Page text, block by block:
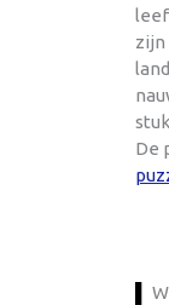
zijn
De